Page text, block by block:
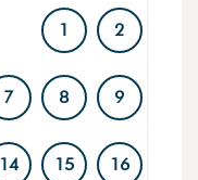
1 2
7 8 9
14 15 16